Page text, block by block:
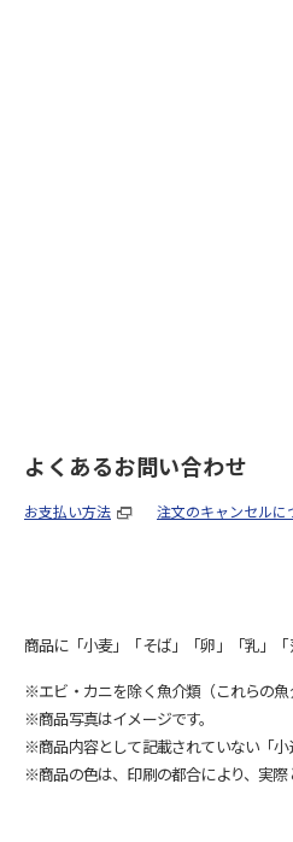
よくあるお問い合わせ
お支払い方法 注文のキャンセルに
商品に「小麦」「そば」「卵」「乳」
※エビ・カニを除く魚介類（これらの魚
※商品写真はイメージです。
※商品内容として記載されていない「小
※商品の色は、印刷の都合により、実際